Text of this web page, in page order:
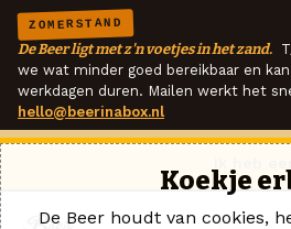
ZOMERSTAND
De Beer ligt met z'n voetjes in het zand.
we wat minder goed bereikbaar en
werkdagen duren. Mailen werkt het
hello@beerinabox.nl
Koekje
De Beer houdt van cookies,